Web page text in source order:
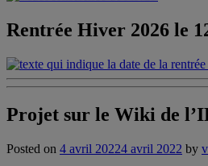
Rentrée Hiver 2026 le
Projet sur le Wiki de
Posted on 4 avril 20224 avril 2022 by